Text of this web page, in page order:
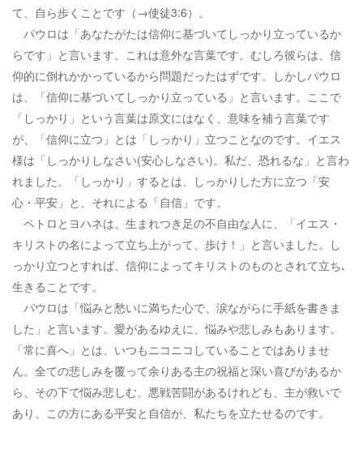
て、自ら歩くことです（→使徒3:6）。
パウロは「あなたがたは信仰に基づいてしっかり立っているか
らです」と言います。これは意外な言葉です。むしろ彼らは、信
仰的に倒れかかっているから問題だったはずです。しかしパウロ
は、「信仰に基づいてしっかり立っている」と言います。ここで
「しっかり」という言葉は原文にはなく、意味を補う言葉です
が、「信仰に立つ」とは「しっかり」立つことなのです。イエス
様は「しっかりしなさい(安心しなさい)。私だ、恐れるな」と言わ
れました。「しっかり」するとは、しっかりした方に立つ「安
心・平安」と、それによる「自信」です。
ペトロとヨハネは、生まれつき足の不自由な人に、「イエス・
キリストの名によって立ち上がって、歩け！」と言いました。し
っかり立つとすれば、信仰によってキリストのものとされて立ち､
生きることです。
パウロは「悩みと愁いに満ちた心で、涙ながらに手紙を書きま
した」と言います。愛があるゆえに、悩みや悲しみもあります。
「常に喜へ」とは、いつもニコニコしていることではありませ
ん。全ての悲しみを覆って余りある主の祝福と深い喜びがあるか
ら、その下で悩み悲しむ。悪戦苦闘があるけれども、主が救いで
あり、この方にある平安と自信が、私たちを立たせるのです。